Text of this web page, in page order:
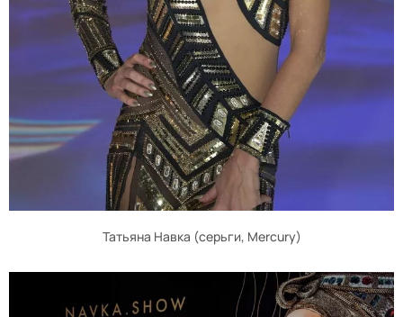
Татьяна Навка (серьги, Mercury)